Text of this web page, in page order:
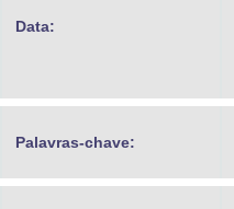
Data:
Palavras-chave: